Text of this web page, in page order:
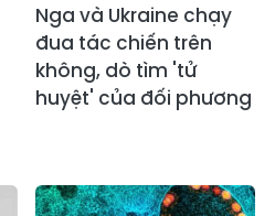
Nga và Ukraine chạy
đua tác chiến trên
không, dò tìm 'tử
huyệt' của đối phương